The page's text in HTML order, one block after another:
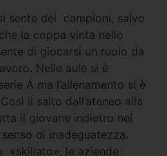
sente dei campioni, salvo
la coppa vinta nello
di giocarsi un ruolo da
Nelle aule si è
A ma l’allenamento si è
il salto dall’ateneo alla
il giovane indietro nel
di inadeguatezza.
«skillato», le aziende